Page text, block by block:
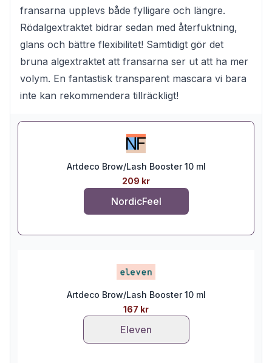
fransarna upplevs både fylligare och längre.
Rödalgextraktet bidrar sedan med återfuktning,
glans och bättre flexibilitet! Samtidigt gör det
bruna algextraktet att fransarna ser ut att ha mer
volym. En fantastisk transparent mascara vi bara
inte kan rekommendera tillräckligt!
Artdeco Brow/Lash Booster 10 ml
209 kr
NordicFeel
Artdeco Brow/Lash Booster 10 ml
167 kr
Eleven